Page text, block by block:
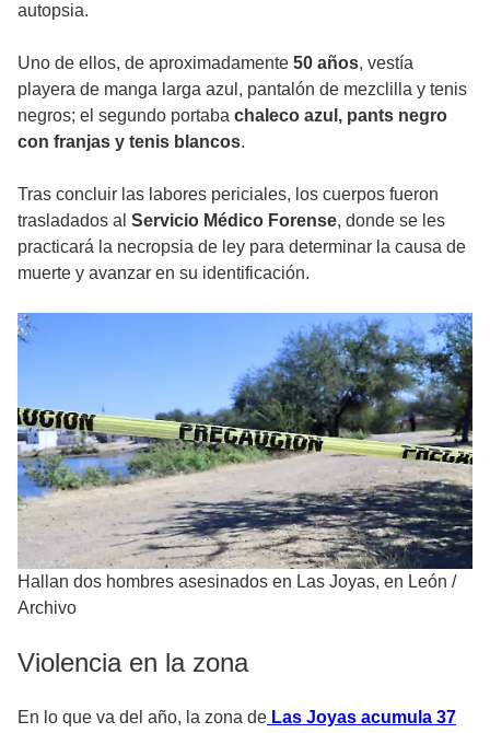
autopsia.
Uno de ellos, de aproximadamente 50 años, vestía
playera de manga larga azul, pantalón de mezclilla y tenis
negros; el segundo portaba chaleco azul, pants negro
con franjas y tenis blancos.
Tras concluir las labores periciales, los cuerpos fueron
trasladados al Servicio Médico Forense, donde se les
practicará la necropsia de ley para determinar la causa de
muerte y avanzar en su identificación.
Hallan dos hombres asesinados en Las Joyas, en León /
Archivo
Violencia en la zona
En lo que va del año, la zona de Las Joyas acumula 37